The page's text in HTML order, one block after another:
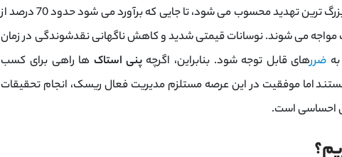
طریق طرح‌ های «پامپ و دامپ» بزرگ ‌ترین تهدید محسوب می ‌شود، تا جایی که برآورد می ‌شود حدود 70 درصد از
می ‌شوند. نوسانات قیمتی شدید و کاهش ناگهانی نقدشوندگی در زمان
ضررهای قابل توجه شود. بنابراین، اگرچهپنی استاک ‌ها راهی برای کسب
اما موفقیت در این عرصه مستلزم مدیریت فعال ریسک، انجام تحقیقات
احساسی است.